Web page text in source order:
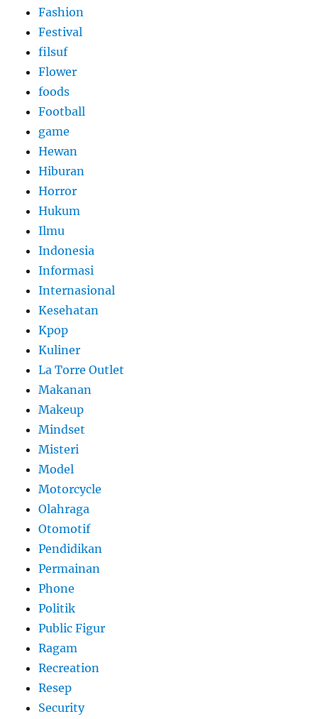
Fashion
Festival
filsuf
Flower
foods
Football
game
Hewan
Hiburan
Horror
Hukum
Ilmu
Indonesia
Informasi
Internasional
Kesehatan
Kpop
Kuliner
La Torre Outlet
Makanan
Makeup
Mindset
Misteri
Model
Motorcycle
Olahraga
Otomotif
Pendidikan
Permainan
Phone
Politik
Public Figur
Ragam
Recreation
Resep
Security